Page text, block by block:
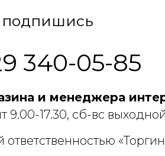
подпишись
340-05-85
и менеджера
9.00-17.30, сб-вс